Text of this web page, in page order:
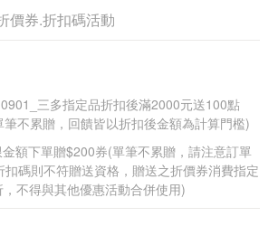
價券.折扣碼活動
三多指定品折扣後滿2000元送100點
不累贈，回饋皆以折扣後金額為計算門檻)
額下單贈$200券(單筆不累贈，請注意訂單
扣碼則不符贈送資格，贈送之折價券消費指定
不得與其他優惠活動合併使用)